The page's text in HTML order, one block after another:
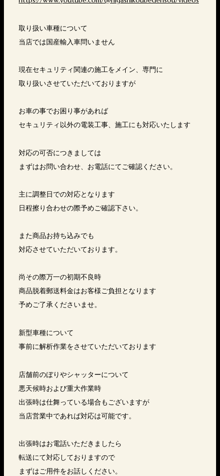
取り扱い車種について
当店では国産輸入車問いません
現在セキュリティ関連の施工をメイン、専門に
取り扱いさせていただいておりますが
お車の事でお困り事があれば
セキュリティ以外の電装工事、施工にも対応いたします
対応の可否につきましては
まずはお問い合わせ、お電話にてご確認ください。
主に調整日での対応となります
日程擦り合わせの際予めご確認下さい。
また商品お持ち込みでも
対応させていただいております。
尚その際万一の初期不良時
商品脱着郵送料金はお客様ご負担となります
予めご了承くださいませ。
新型車種について
事前に解析作業をさせていただいております
店舗前のぼりやシャッターについて
悪天候時および重大作業時
出張時は仕舞っている場合もございますが
当店営業中であれば対応は可能です。
出張時はお電話いただきましたら
転送にて対応しておりますので
まずはご用件をお話しください。